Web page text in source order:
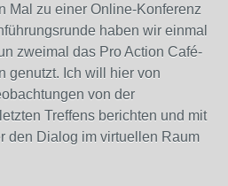
Mal zu einer Online-Konferenz
haben wir einmal
zweimal das Pro Action Café-
genutzt. Ich will hier von
von der
Treffens berichten und mit
den Dialog im virtuellen Raum